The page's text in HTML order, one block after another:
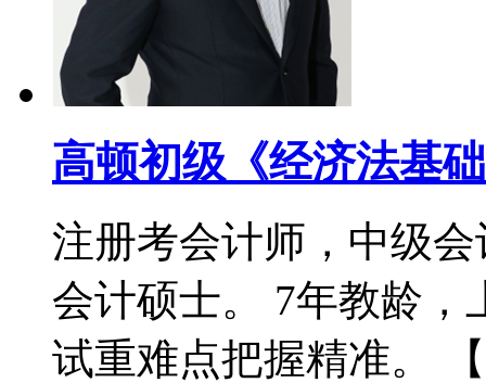
高顿初级《经济法基
注册考会计师，中级
会计硕士。 7年教龄
试重难点把握精准。